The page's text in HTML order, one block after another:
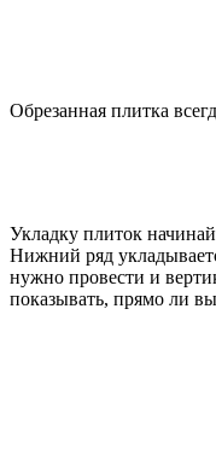
Обрезанная плитка
Укладку плиток
Нижний ряд
нужно провести и
показывать, прямо ли